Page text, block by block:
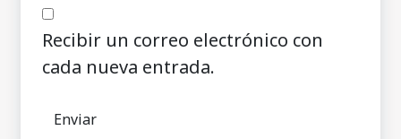
Recibir un correo electrónico con
cada nueva entrada.